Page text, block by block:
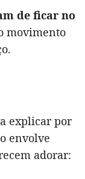
de ficar no
movimento
explicar por
envolve
adorar: